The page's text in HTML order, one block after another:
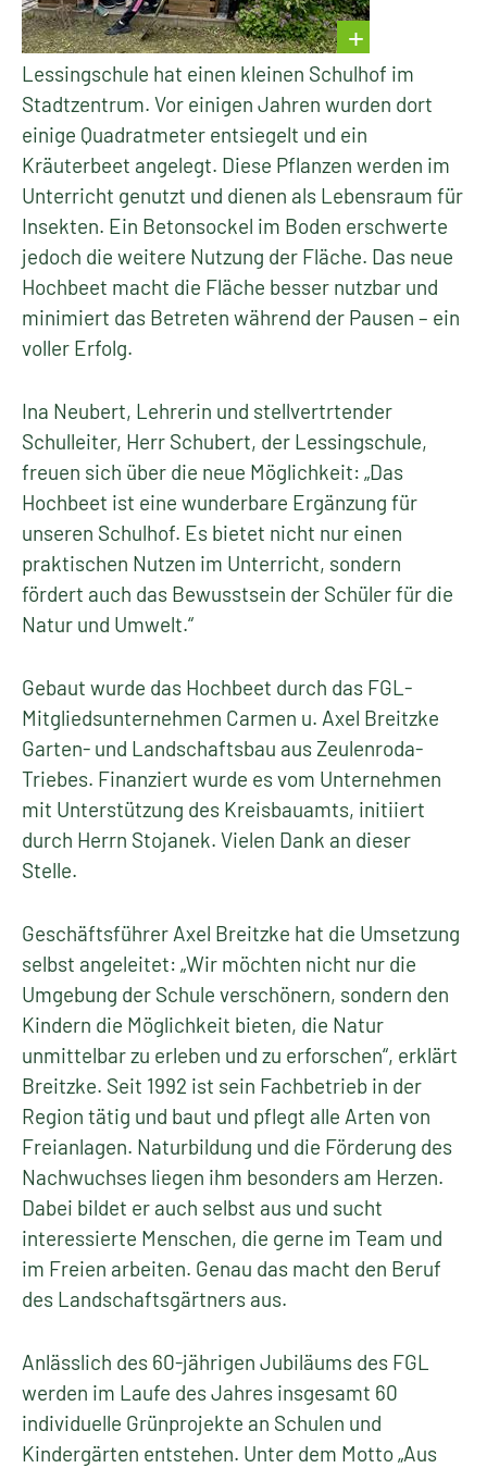
Lessingschule hat einen kleinen Schulhof im
Stadtzentrum. Vor einigen Jahren wurden dort
einige Quadratmeter entsiegelt und ein
Kräuterbeet angelegt. Diese Pflanzen werden im
Unterricht genutzt und dienen als Lebensraum für
Insekten. Ein Betonsockel im Boden erschwerte
jedoch die weitere Nutzung der Fläche. Das neue
Hochbeet macht die Fläche besser nutzbar und
minimiert das Betreten während der Pausen – ein
voller Erfolg.
Ina Neubert, Lehrerin und stellvertrtender
Schulleiter, Herr Schubert, der Lessingschule,
freuen sich über die neue Möglichkeit: „Das
Hochbeet ist eine wunderbare Ergänzung für
unseren Schulhof. Es bietet nicht nur einen
praktischen Nutzen im Unterricht, sondern
fördert auch das Bewusstsein der Schüler für die
Natur und Umwelt.“
Gebaut wurde das Hochbeet durch das FGL-
Mitgliedsunternehmen Carmen u. Axel Breitzke
Garten- und Landschaftsbau aus Zeulenroda-
Triebes. Finanziert wurde es vom Unternehmen
mit Unterstützung des Kreisbauamts, initiiert
durch Herrn Stojanek. Vielen Dank an dieser
Stelle.
Geschäftsführer Axel Breitzke hat die Umsetzung
selbst angeleitet: „Wir möchten nicht nur die
Umgebung der Schule verschönern, sondern den
Kindern die Möglichkeit bieten, die Natur
unmittelbar zu erleben und zu erforschen“, erklärt
Breitzke. Seit 1992 ist sein Fachbetrieb in der
Region tätig und baut und pflegt alle Arten von
Freianlagen. Naturbildung und die Förderung des
Nachwuchses liegen ihm besonders am Herzen.
Dabei bildet er auch selbst aus und sucht
interessierte Menschen, die gerne im Team und
im Freien arbeiten. Genau das macht den Beruf
des Landschaftsgärtners aus.
Anlässlich des 60-jährigen Jubiläums des FGL
werden im Laufe des Jahres insgesamt 60
individuelle Grünprojekte an Schulen und
Kindergärten entstehen. Unter dem Motto „Aus